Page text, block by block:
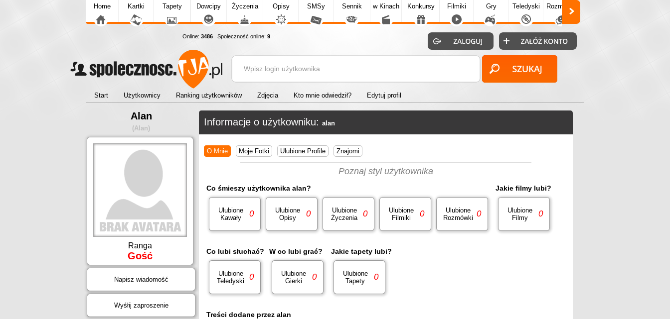
Home Kartki Tapety Dowcipy Życzenia Opisy SMSy Sennik w Kinach Konkursy Filmiki Gry Teledyski Rozmówki
Online: 3486 Społeczność online: 9
Start Użytkownicy Ranking użytkowników Zdjęcia Kto mnie odwiedził? Edytuj profil
Alan
(Alan)
Ranga
Gość
Napisz wiadomość
Wyśłij zaproszenie
Informacje o użytkowniku: alan
O Mnie Moje Fotki Ulubione Profile Znajomi
Poznaj styl użytkownika
Co śmieszy użytkownika alan?
Ulubione
Kawały
0
Ulubione
Opisy
0
Ulubione
Życzenia
0
Ulubione
Filmiki
0
Ulubione
Rozmówki 0
Jakie filmy lubi?
Ulubione
Filmy
0
Co lubi słuchać?
Ulubione
Teledyski
0
W co lubi grać?
Ulubione
Gierki
0
Jakie tapety lubi?
Ulubione
Tapety
0
Treści dodane przez alan